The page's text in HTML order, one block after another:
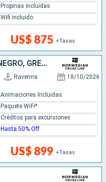
US$ 875 +Tasas
Propinas incluidas
Wifi incluido
ITALIA, CROACIA, MONTENEGRO, GRECIA
Ravenna 18/10/2026
US$ 899 +Tasas
Animaciones Incluidas
Paquete WiFi*
Créditos para excursiones
Hasta 50% Off